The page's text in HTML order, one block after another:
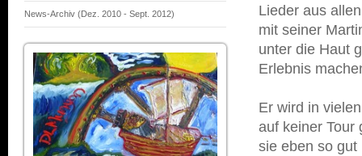
News-Archiv (Dez. 2010 - Sept. 2012)
Lieder aus
mit seiner
unter die Haut
Erlebnis
Er wird in
auf keiner Tour
sie eben so